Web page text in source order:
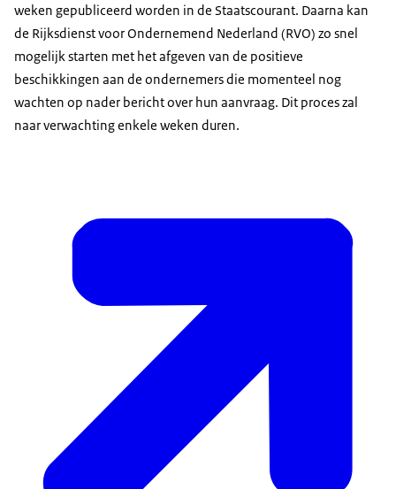
weken gepubliceerd worden in de Staatscourant. Daarna kan
de Rijksdienst voor Ondernemend Nederland (RVO) zo snel
mogelijk starten met het afgeven van de positieve
beschikkingen aan de ondernemers die momenteel nog
wachten op nader bericht over hun aanvraag. Dit proces zal
naar verwachting enkele weken duren.